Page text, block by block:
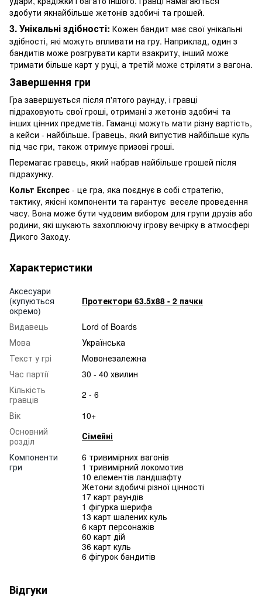
здобути якнайбільше жетонів здобичі та грошей.
3. Унікальні здібності: Кожен бандит має свої унікальні
здібності, які можуть впливати на гру. Наприклад, один з
бандитів може розгрувати карти взакриту, інший може
тримати більше карт у руці, а третій може стріляти з вагона.
Завершення гри
Гра завершується після п'ятого раунду, і гравці
підраховують свої гроші, отримані з жетонів здобичі та
інших цінних предметів. Гаманці можуть мати різну вартість,
а кейси - найбільше. Гравець, який випустив найбільше куль
під час гри, також отримує призові гроші.
Перемагає гравець, який набрав найбільше грошей після
підрахунку.
Кольт Експрес - це гра, яка поєднує в собі стратегію,
тактику, якісні компоненти та гарантує веселе проведення
часу. Вона може бути чудовим вибором для групи друзів або
родини, які шукають захоплюючу ігрову вечірку в атмосфері
Дикого Заходу.
Характеристики
Аксесуари
(купуються
окремо)
Протектори 63.5x88 - 2 пачки
Видавець
Lord of Boards
Мова
Українська
Текст у грі
Мовонезалежна
Час партії
30 - 40 хвилин
Кількість
гравців
2 - 6
Вік
10+
Основний
розділ
Сімейні
Компоненти
гри
6 тривимірних вагонів
1 тривимірний локомотив
10 елементів ландшафту
Жетони здобичі різної цінності
17 карт раундів
1 фігурка шерифа
13 карт шалених куль
6 карт персонажів
60 карт дій
36 карт куль
6 фігурок бандитів
Відгуки